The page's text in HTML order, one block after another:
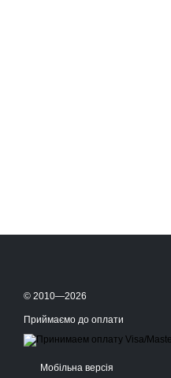
© 2010—2026
Приймаємо до оплати
Мобільна версія